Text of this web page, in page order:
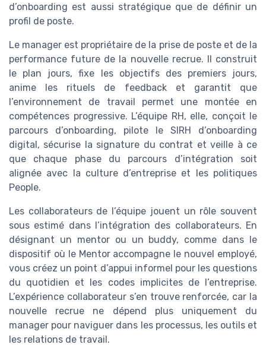
d’onboarding est aussi stratégique que de définir un
profil de poste.
Le manager est propriétaire de la prise de poste et de la
performance future de la nouvelle recrue. Il construit
le plan jours, fixe les objectifs des premiers jours,
anime les rituels de feedback et garantit que
l’environnement de travail permet une montée en
compétences progressive. L’équipe RH, elle, conçoit le
parcours d’onboarding, pilote le SIRH d’onboarding
digital, sécurise la signature du contrat et veille à ce
que chaque phase du parcours d’intégration soit
alignée avec la culture d’entreprise et les politiques
People.
Les collaborateurs de l’équipe jouent un rôle souvent
sous estimé dans l’intégration des collaborateurs. En
désignant un mentor ou un buddy, comme dans le
dispositif où le Mentor accompagne le nouvel employé,
vous créez un point d’appui informel pour les questions
du quotidien et les codes implicites de l’entreprise.
L’expérience collaborateur s’en trouve renforcée, car la
nouvelle recrue ne dépend plus uniquement du
manager pour naviguer dans les processus, les outils et
les relations de travail.